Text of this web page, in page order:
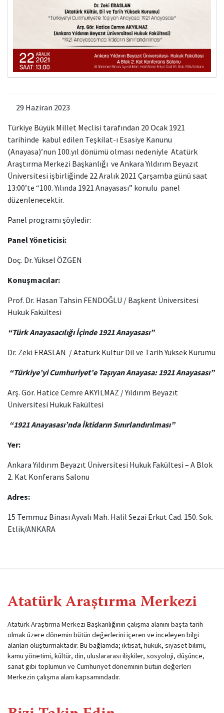
29 Haziran 2023
Türkiye Büyük Millet Meclisi tarafından 20 Ocak 1921
tarihinde kabul edilen Teşkilat-ı Esasiye Kanunu
(Anayasa)’nun 100.yıl dönümü olması nedeniyle Atatürk
Araştırma Merkezi Başkanlığı ve Ankara Yıldırım Beyazıt
Üniversitesi işbirliğinde 22 Aralık 2021 Çarşamba günü saat
13:00’te “100. Yılında 1921 Anayasası” konulu panel
düzenlenecektir.
Panel programı şöyledir:
Panel Yöneticisi:
Doç. Dr. Yüksel ÖZGEN
Konuşmacılar:
Prof. Dr. Hasan Tahsin FENDOĞLU / Başkent Üniversitesi
Hukuk Fakültesi
“Türk Anayasacılığı İçinde 1921 Anayasası”
Dr. Zeki ERASLAN / Atatürk Kültür Dil ve Tarih Yüksek Kurumu
“Türkiye’yi Cumhuriyet’e Taşıyan Anayasa: 1921 Anayasası”
Arş. Gör. Hatice Cemre AKYILMAZ / Yıldırım Beyazıt
Üniversitesi Hukuk Fakültesi
“1921 Anayasası’nda İktidarın Sınırlandırılması”
Yer:
Ankara Yıldırım Beyazıt Üniversitesi Hukuk Fakültesi – A Blok
2. Kat Konferans Salonu
Adres:
15 Temmuz Binası Ayvalı Mah. Halil Sezai Erkut Cad. 150. Sok.
Etlik/ANKARA
Atatürk Araştırma Merkezi
Atatürk Araştırma Merkezi Başkanlığının çalışma alanını başta tarih
olmak üzere dönemin bütün değerlerini içeren ve inceleyen bilgi
alanları oluşturmaktadır. Bu bağlamda; iktisat, hukuk, siyaset bilimi,
kamu yönetimi, kültür, din, uluslararası ilişkiler, sosyoloji, düşünce,
sanat gibi toplumun ve Cumhuriyet döneminin bütün değerleri
Merkezin çalışma alanı kapsamındadır.